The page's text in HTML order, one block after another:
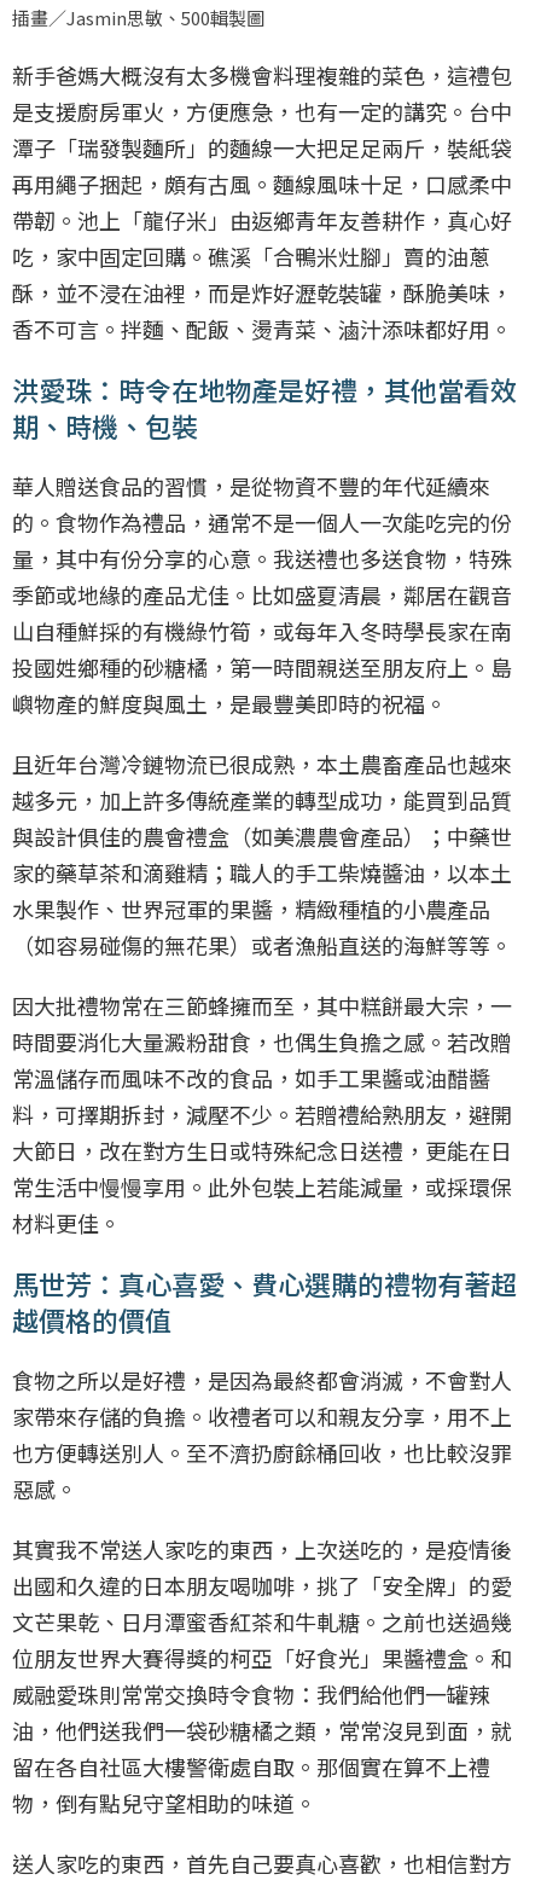
插畫／Jasmin思敏、500輯製圖
新手爸媽大概沒有太多機會料理複雜的菜色，這禮包
是支援廚房軍火，方便應急，也有一定的講究。台中
潭子「瑞發製麵所」的麵線一大把足足兩斤，裝紙袋
再用繩子捆起，頗有古風。麵線風味十足，口感柔中
帶韌。池上「龍仔米」由返鄉青年友善耕作，真心好
吃，家中固定回購。礁溪「合鴨米灶腳」賣的油蔥
酥，並不浸在油裡，而是炸好瀝乾裝罐，酥脆美味，
香不可言。拌麵、配飯、燙青菜、滷汁添味都好用。
洪愛珠：時令在地物產是好禮，其他當看效
期、時機、包裝
華人贈送食品的習慣，是從物資不豐的年代延續來
的。食物作為禮品，通常不是一個人一次能吃完的份
量，其中有份分享的心意。我送禮也多送食物，特殊
季節或地緣的產品尤佳。比如盛夏清晨，鄰居在觀音
山自種鮮採的有機綠竹筍，或每年入冬時學長家在南
投國姓鄉種的砂糖橘，第一時間親送至朋友府上。島
嶼物產的鮮度與風土，是最豐美即時的祝福。
且近年台灣冷鏈物流已很成熟，本土農畜產品也越來
越多元，加上許多傳統產業的轉型成功，能買到品質
與設計俱佳的農會禮盒（如美濃農會產品）；中藥世
家的藥草茶和滴雞精；職人的手工柴燒醬油，以本土
水果製作、世界冠軍的果醬，精緻種植的小農產品
（如容易碰傷的無花果）或者漁船直送的海鮮等等。
因大批禮物常在三節蜂擁而至，其中糕餅最大宗，一
時間要消化大量澱粉甜食，也偶生負擔之感。若改贈
常溫儲存而風味不改的食品，如手工果醬或油醋醬
料，可擇期拆封，減壓不少。若贈禮給熟朋友，避開
大節日，改在對方生日或特殊紀念日送禮，更能在日
常生活中慢慢享用。此外包裝上若能減量，或採環保
材料更佳。
馬世芳：真心喜愛、費心選購的禮物有著超
越價格的價值
食物之所以是好禮，是因為最終都會消滅，不會對人
家帶來存儲的負擔。收禮者可以和親友分享，用不上
也方便轉送別人。至不濟扔廚餘桶回收，也比較沒罪
惡感。
其實我不常送人家吃的東西，上次送吃的，是疫情後
出國和久違的日本朋友喝咖啡，挑了「安全牌」的愛
文芒果乾、日月潭蜜香紅茶和牛軋糖。之前也送過幾
位朋友世界大賽得獎的柯亞「好食光」果醬禮盒。和
威融愛珠則常常交換時令食物：我們給他們一罐辣
油，他們送我們一袋砂糖橘之類，常常沒見到面，就
留在各自社區大樓警衛處自取。那個實在算不上禮
物，倒有點兒守望相助的味道。
送人家吃的東西，首先自己要真心喜歡，也相信對方